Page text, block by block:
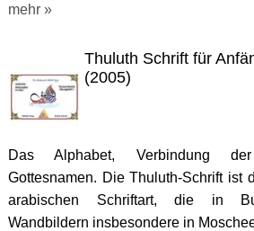
mehr »
Thuluth Schrift für
(2005)
Das Alphabet, Verbindung
Gottesnamen. Die Thuluth-Schrift ist
arabischen Schriftart, die in
Wandbildern insbesondere in